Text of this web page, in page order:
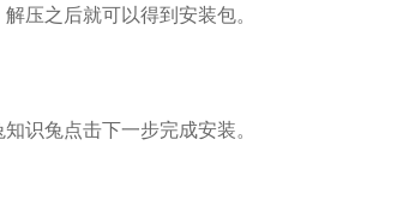
压之后就可以得到安装包。
识兔点击下一步完成安装。